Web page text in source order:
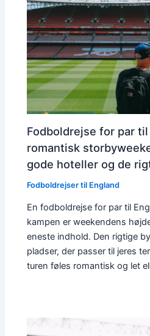
Fodboldrejse for par til
romantisk
gode hoteller og de
Fodboldrejser til England
En fodboldrejse for par til
kampen er weekendens
eneste indhold. Den rigtige
pladser, der passer til jeres
turen føles romantisk og let